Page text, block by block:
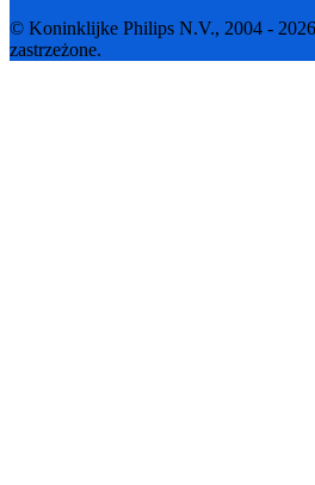
© Koninklijke Philips N.V., 2004 -
zastrzeżone.